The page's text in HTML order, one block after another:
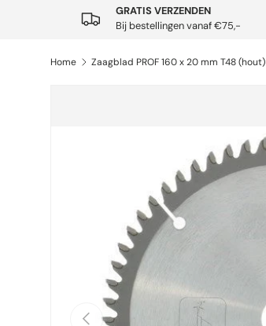
GRATIS VERZENDEN
Bij bestellingen vanaf €75,-
Home Zaagblad PROF 160 x 20 mm T48 (hout)
Vorige